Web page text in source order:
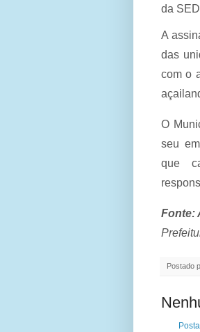
da
A
das
com o
O
seu
que
Fonte:
Postado